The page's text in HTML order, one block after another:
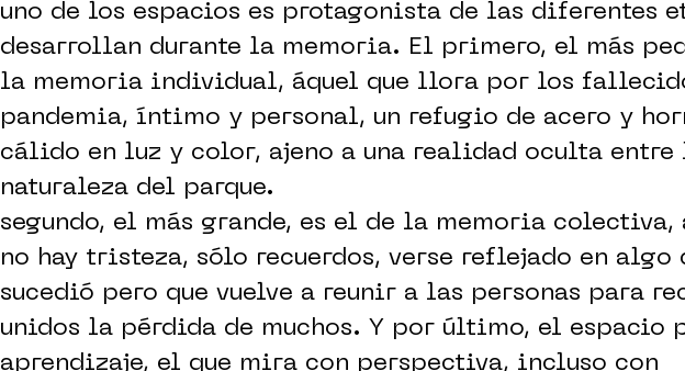
uno de los espacios es protagonista de las diferentes
desarrollan durante la memoria. El primero, el más
la memoria individual, áquel que llora por los
pandemia, íntimo y personal, un refugio de acero y
cálido en luz y color, ajeno a una realidad oculta entre
naturaleza del parque.
segundo, el más grande, es el de la memoria colectiva,
no hay tristeza, sólo recuerdos, verse reflejado en algo
sucedió pero que vuelve a reunir a las personas para
unidos la pérdida de muchos. Y por último, el espacio
aprendizaje, el que mira con perspectiva, incluso con